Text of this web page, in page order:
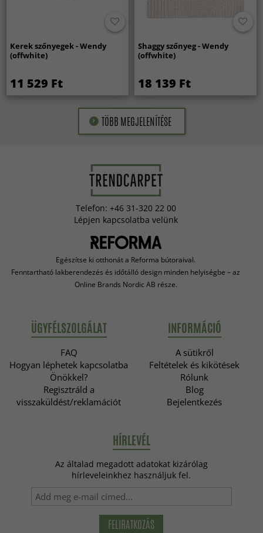
Kerek szőnyegek - Wendy
(offwhite)
11 529 Ft
Shaggy szőnyeg - Wendy
(offwhite)
18 139 Ft
TÖBB MEGJELENÍTÉSE
Telefon: +46 31-320 22 00
Lépjen kapcsolatba velünk
Egészítse ki otthonát a Reforma bútoraival.
Fenntartható lakberendezés és időtálló design minden helyiségbe – az
Online Brands Nordic AB része.
ÜGYFÉLSZOLGÁLAT
FAQ
Hogyan léphetek kapcsolatba
Önökkel?
Regisztráld a
visszaküldést/reklamációt
INFORMÁCIÓ
A sütikről
Feltételek és kikötések
Rólunk
Blog
Bejelentkezés
HÍRLEVÉL
Az általad megadott adatokat kizárólag
hírleveleinkhez használjuk fel.
FELIRATKOZÁS